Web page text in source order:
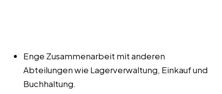
Enge Zusammenarbeit mit anderen
Abteilungen wie Lagerverwaltung, Einkauf und
Buchhaltung.